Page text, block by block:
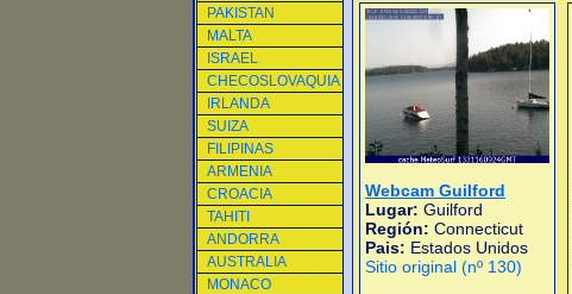
PAKISTAN
MALTA
ISRAEL
CHECOSLOVAQUIA
IRLANDA
SUIZA
FILIPINAS
ARMENIA
CROACIA
TAHITI
ANDORRA
AUSTRALIA
MONACO
Webcam Guilford
Lugar: Guilford
Región: Connecticut
Pais: Estados Unidos
Sitio original (nº 130)